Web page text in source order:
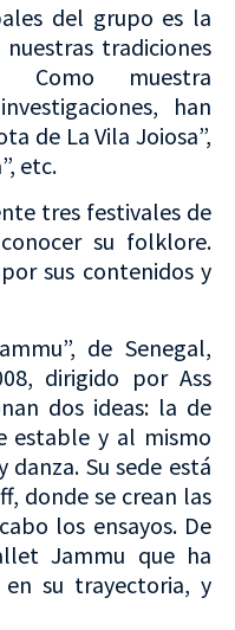
del grupo es la
tradiciones
Como muestra
han
de La Vila Joiosa”,
etc.
tres festivales de
su folklore.
sus contenidos y
de Senegal,
dirigido por Ass
dos ideas: la de
estable y al mismo
Su sede está
donde se crean las
los ensayos. De
Jammu que ha
en su trayectoria, y